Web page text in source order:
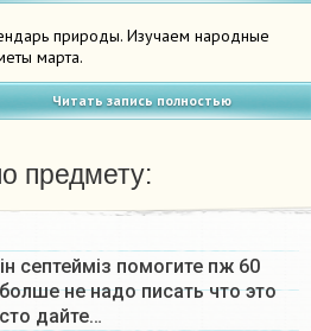
природы. Изучаем народные
марта.
Читать запись полностью
предмету:
септеймiз помогите пж 60
не надо писать что это
дайте…